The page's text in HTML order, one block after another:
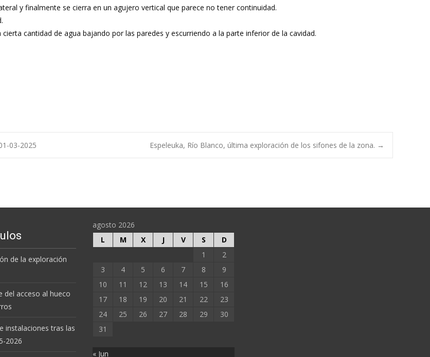
y finalmente se cierra en un agujero vertical que parece no tener continuidad.
cantidad de agua bajando por las paredes y escurriendo a la parte inferior de la cavidad.
03-2025 Espeleuka, Río Blanco, última exploración de los sifones de la zona. →
de la exploración
del acceso al hueco
instalaciones tras las
2026
agosto 2026
L
M X J V S
D
1
2
3
4 5 6 7 8
9
10
11 12 13 14 15
16
17
18 19 20 21 22
23
24
25 26 27 28 29
30
31
« Jun